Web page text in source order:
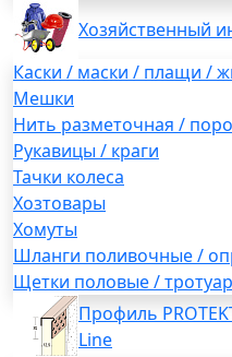
Хозяйственный
Каски / маски / плащи /
Мешки
Нить разметочная /
Рукавицы / краги
Тачки колеса
Хозтовары
Хомуты
Шланги поливочные /
Щетки половые /
Профиль
Line